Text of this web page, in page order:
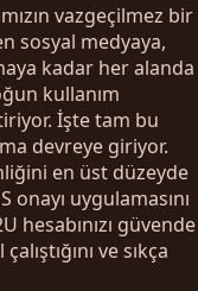
vazgeçilmez bir
sosyal medyaya,
kadar her alanda
kullanım
İşte tam bu
devreye giriyor.
en üst düzeyde
uygulamasını
hesabınızı güvende
ve sıkça